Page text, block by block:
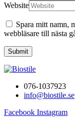
Website
Spara mitt namn,
webbläsare till nästa
Submit
076-1037923
info@biostile.se
Facebook Instagram